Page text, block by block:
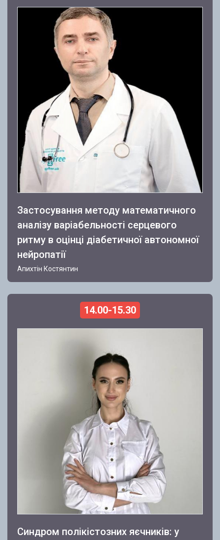
Застосування методу математичного
аналізу варіабельності серцевого
ритму в оцінці діабетичної автономної
нейропатії
Апихтін Костянтин
14.00-15.30
Синдром полікістозних яєчників: у